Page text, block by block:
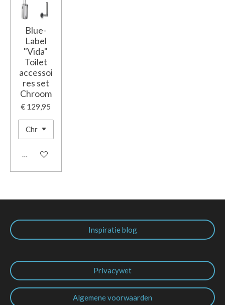
Blue-
Label
"Vida"
Toilet
accessoi
res set
Chroom
€ 129,95
In winkelwagen
Inspiratie blog
Privacywet
Algemene voorwaarden